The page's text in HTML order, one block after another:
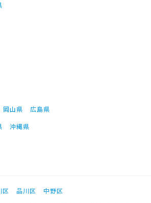
岡山県
広島県
沖縄県
区 品川区
中野区